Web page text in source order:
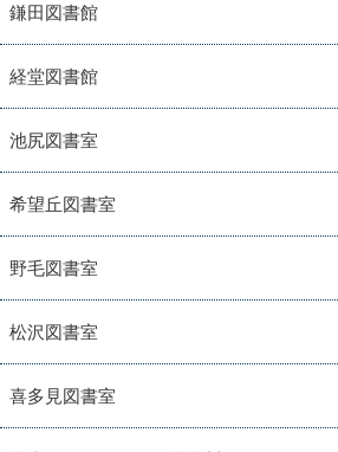
鎌田図書館
経堂図書館
池尻図書室
希望丘図書室
野毛図書室
松沢図書室
喜多見図書室